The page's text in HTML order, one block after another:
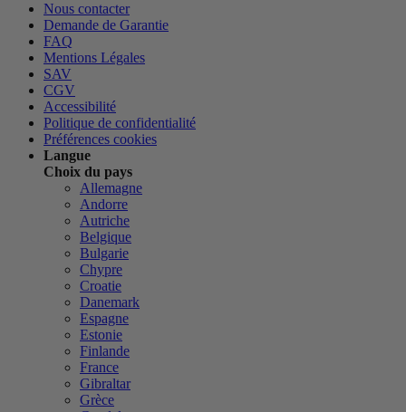
Nous contacter
Demande de Garantie
FAQ
Mentions Légales
SAV
CGV
Accessibilité
Politique de confidentialité
Préférences cookies
Langue
Choix du pays
Allemagne
Andorre
Autriche
Belgique
Bulgarie
Chypre
Croatie
Danemark
Espagne
Estonie
Finlande
France
Gibraltar
Grèce